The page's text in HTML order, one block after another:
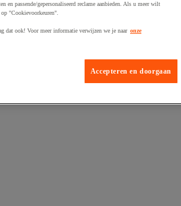
en passende/gepersonaliseerd reclame aanbieden. Als u meer wilt
"Cookievoorkeuren".
dat ook! Voor meer informatie verwijzen we je naar onze
Accepteren en doorgaan